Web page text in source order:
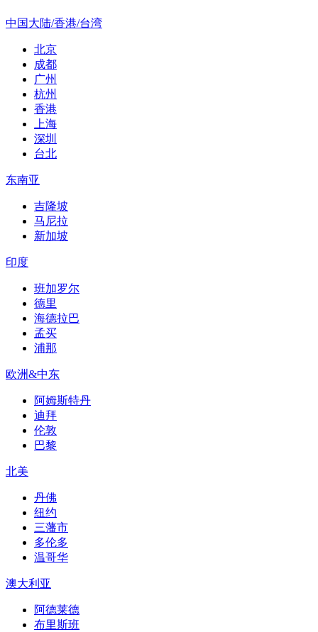
中国大陆/香港/台湾
北京
成都
广州
杭州
香港
上海
深圳
台北
东南亚
吉隆坡
马尼拉
新加坡
印度
班加罗尔
德里
海德拉巴
孟买
浦那
欧洲&中东
阿姆斯特丹
迪拜
伦敦
巴黎
北美
丹佛
纽约
三藩市
多伦多
温哥华
澳大利亚
阿德莱德
布里斯班